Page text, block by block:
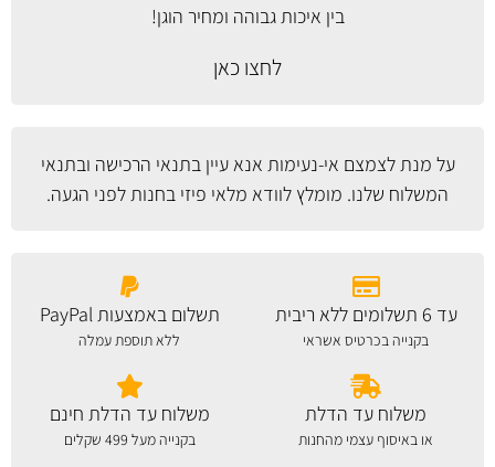
בין איכות גבוהה ומחיר הוגן!
לחצו כאן
על מנת לצמצם אי-נעימות אנא עייןבתנאי הרכישה ובתנאי
המשלוח שלנו. מומלץ לוודא מלאי פיזי בחנות לפני הגעה.
עד 6 תשלומים ללא ריבית
בקנייה בכרטיס אשראי
תשלום באמצעות PayPal
ללא תוספת עמלה
משלוח עד הדלת
או באיסוף עצמי מהחנות
משלוח עד הדלת חינם
בקנייה מעל 499 שקלים